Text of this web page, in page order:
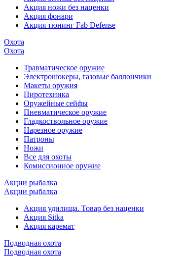
Акция ножи без наценки
Акция фонари
Акция тюнинг Fab Defense
Охота
Охота
Травматическое оружие
Электрошокеры, газовые баллончики
Макеты оружия
Пиротехника
Оружейные сейфы
Пневматическое оружие
Гладкоствольное оружие
Нарезное оружие
Патроны
Ножи
Все для охоты
Комиссионное оружие
Акции рыбалка
Акции рыбалка
Акция удилища. Товар без наценки
Акция Sitka
Акция каремат
Подводная охота
Подводная охота